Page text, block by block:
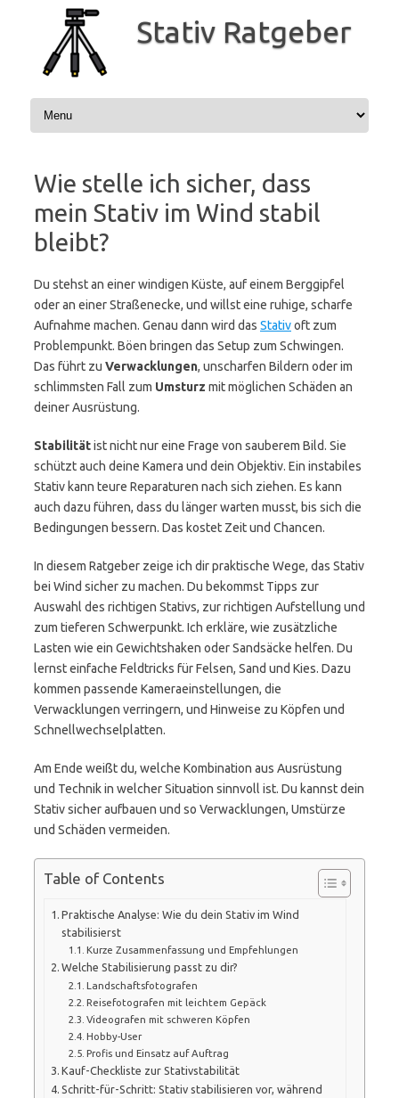
springen
Stativ Ratgeber
Wie stelle ich sicher, dass
mein Stativ im Wind stabil
bleibt?
Du stehst an einer windigen Küste, auf einem Berggipfel
oder an einer Straßenecke, und willst eine ruhige, scharfe
Aufnahme machen. Genau dann wird das Stativoft zum
Problempunkt. Böen bringen das Setup zum Schwingen.
Das führt zu Verwacklungen, unscharfen Bildern oder im
schlimmsten Fall zum Umsturz mit möglichen Schäden an
deiner Ausrüstung.
Stabilitätist nicht nur eine Frage von sauberem Bild. Sie
schützt auch deine Kamera und dein Objektiv. Ein instabiles
Stativ kann teure Reparaturen nach sich ziehen. Es kann
auch dazu führen, dass du länger warten musst, bis sich die
Bedingungen bessern. Das kostet Zeit und Chancen.
In diesem Ratgeber zeige ich dir praktische Wege, das Stativ
bei Wind sicher zu machen. Du bekommst Tipps zur
Auswahl des richtigen Stativs, zur richtigen Aufstellung und
zum tieferen Schwerpunkt. Ich erkläre, wie zusätzliche
Lasten wie ein Gewichtshaken oder Sandsäcke helfen. Du
lernst einfache Feldtricks für Felsen, Sand und Kies. Dazu
kommen passende Kameraeinstellungen, die
Verwacklungen verringern, und Hinweise zu Köpfen und
Schnellwechselplatten.
Am Ende weißt du, welche Kombination aus Ausrüstung
und Technik in welcher Situation sinnvoll ist. Du kannst dein
Stativ sicher aufbauen und so Verwacklungen, Umstürze
und Schäden vermeiden.
Table of Contents
Praktische Analyse: Wie du dein Stativ im Wind
stabilisierst
Kurze Zusammenfassung und Empfehlungen
Welche Stabilisierung passt zu dir?
Landschaftsfotografen
Reisefotografen mit leichtem Gepäck
Videografen mit schweren Köpfen
Hobby-User
Profis und Einsatz auf Auftrag
Kauf-Checkliste zur Stativstabilität
Schritt-für-Schritt: Stativ stabilisieren vor, während